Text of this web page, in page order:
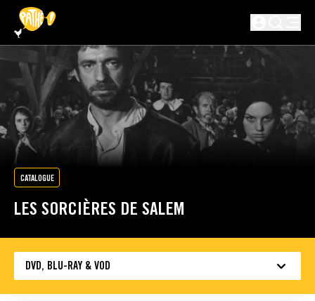
PASSER AU CONTENU PRINCIPAL
CATALOGUE
LES SORCIÈRES DE SALEM
DVD, BLU-RAY & VOD